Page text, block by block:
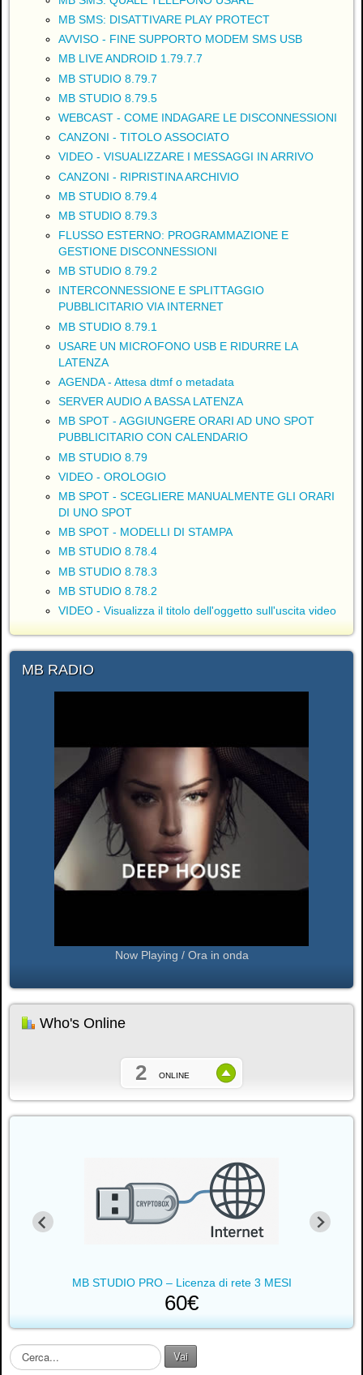
MB SMS: DISATTIVARE PLAY PROTECT
AVVISO - FINE SUPPORTO MODEM SMS USB
MB LIVE ANDROID 1.79.7.7
MB STUDIO 8.79.7
MB STUDIO 8.79.5
WEBCAST - COME INDAGARE LE DISCONNESSIONI
CANZONI - TITOLO ASSOCIATO
VIDEO - VISUALIZZARE I MESSAGGI IN ARRIVO
CANZONI - RIPRISTINA ARCHIVIO
MB STUDIO 8.79.4
MB STUDIO 8.79.3
FLUSSO ESTERNO: PROGRAMMAZIONE E
GESTIONE DISCONNESSIONI
MB STUDIO 8.79.2
INTERCONNESSIONE E SPLITTAGGIO
PUBBLICITARIO VIA INTERNET
MB STUDIO 8.79.1
USARE UN MICROFONO USB E RIDURRE LA
LATENZA
AGENDA - Attesa dtmf o metadata
SERVER AUDIO A BASSA LATENZA
MB SPOT - AGGIUNGERE ORARI AD UNO SPOT
PUBBLICITARIO CON CALENDARIO
MB STUDIO 8.79
VIDEO - OROLOGIO
MB SPOT - SCEGLIERE MANUALMENTE GLI ORARI
DI UNO SPOT
MB SPOT - MODELLI DI STAMPA
MB STUDIO 8.78.4
MB STUDIO 8.78.3
MB STUDIO 8.78.2
VIDEO - Visualizza il titolo dell'oggetto sull'uscita video
MB RADIO
Now Playing / Ora in onda
Who's Online
2 ONLINE
MB STUDIO PRO – Licenza di rete 3 MESI
60€
C
e
Vai